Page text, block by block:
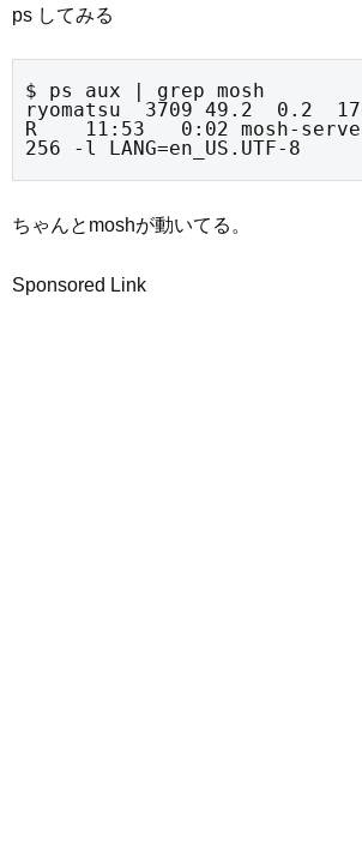
ps してみる
$ ps aux | grep mosh
ryomatsu  3709 49.2  0.2
R    11:53   0:02 mosh-
256 -l LANG=en_US.UTF-8
ちゃんとmoshが動いてる。
Sponsored Link